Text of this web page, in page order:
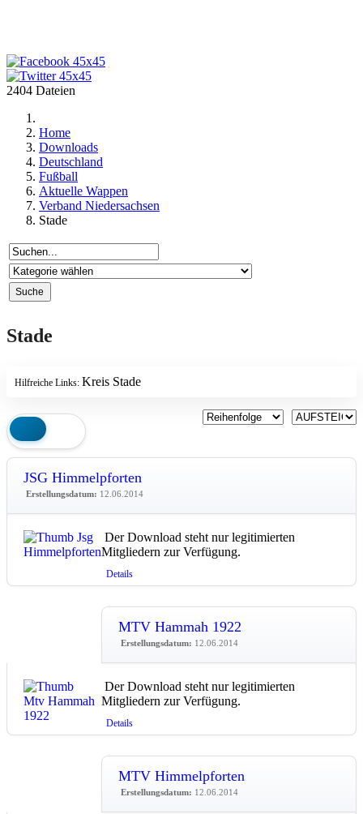
2404 Dateien
Home
Downloads
Deutschland
Fußball
Aktuelle Wappen
Verband Niedersachsen
Stade
Stade
Hilfreiche Links: Kreis Stade
JSG Himmelpforten
Erstellungsdatum: 12.06.2014
Der Download steht nur legitimierten
Mitgliedern zur Verfügung.
Details
MTV Hammah 1922
Erstellungsdatum: 12.06.2014
Der Download steht nur legitimierten
Mitgliedern zur Verfügung.
Details
MTV Himmelpforten
Erstellungsdatum: 12.06.2014